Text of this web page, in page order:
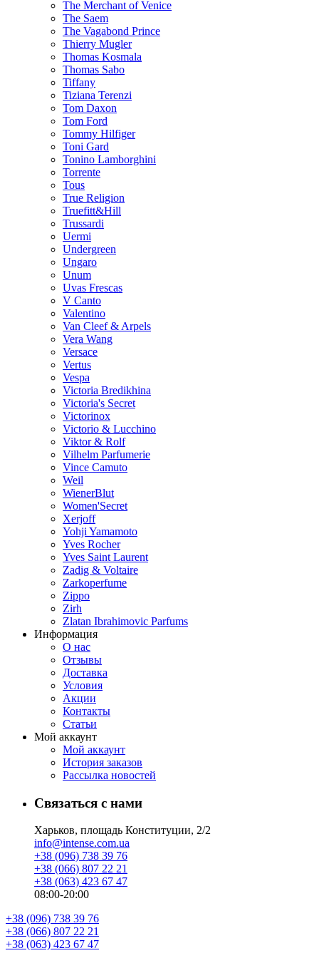
The Merchant of Venice
The Saem
The Vagabond Prince
Thierry Mugler
Thomas Kosmala
Thomas Sabo
Tiffany
Tiziana Terenzi
Tom Daxon
Tom Ford
Tommy Hilfiger
Toni Gard
Tonino Lamborghini
Torrente
Tous
True Religion
Truefitt&Hill
Trussardi
Uermi
Undergreen
Ungaro
Unum
Uvas Frescas
V Canto
Valentino
Van Cleef & Arpels
Vera Wang
Versace
Vertus
Vespa
Victoria Bredikhina
Victoria's Secret
Victorinox
Victorio & Lucchino
Viktor & Rolf
Vilhelm Parfumerie
Vince Camuto
Weil
WienerBlut
Women'Secret
Xerjoff
Yohji Yamamoto
Yves Rocher
Yves Saint Laurent
Zadig & Voltaire
Zarkoperfume
Zippo
Zirh
Zlatan Ibrahimovic Parfums
Информация
О нас
Отзывы
Доставка
Условия
Aкции
Контакты
Статьи
Мой аккаунт
Мой аккаунт
История заказов
Рассылка новостей
Связаться с нами
Харьков, площадь Конституции, 2/2
info@intense.com.ua
+38 (096) 738 39 76
+38 (066) 807 22 21
+38 (063) 423 67 47
08:00-20:00
+38 (096) 738 39 76
+38 (066) 807 22 21
+38 (063) 423 67 47